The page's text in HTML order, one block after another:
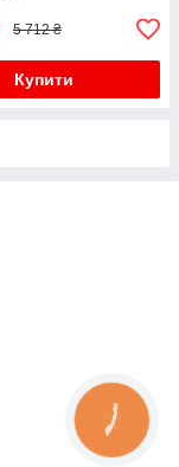
5 712 ₴
Купити
КНОПКА
ЗВ'ЯЗКУ